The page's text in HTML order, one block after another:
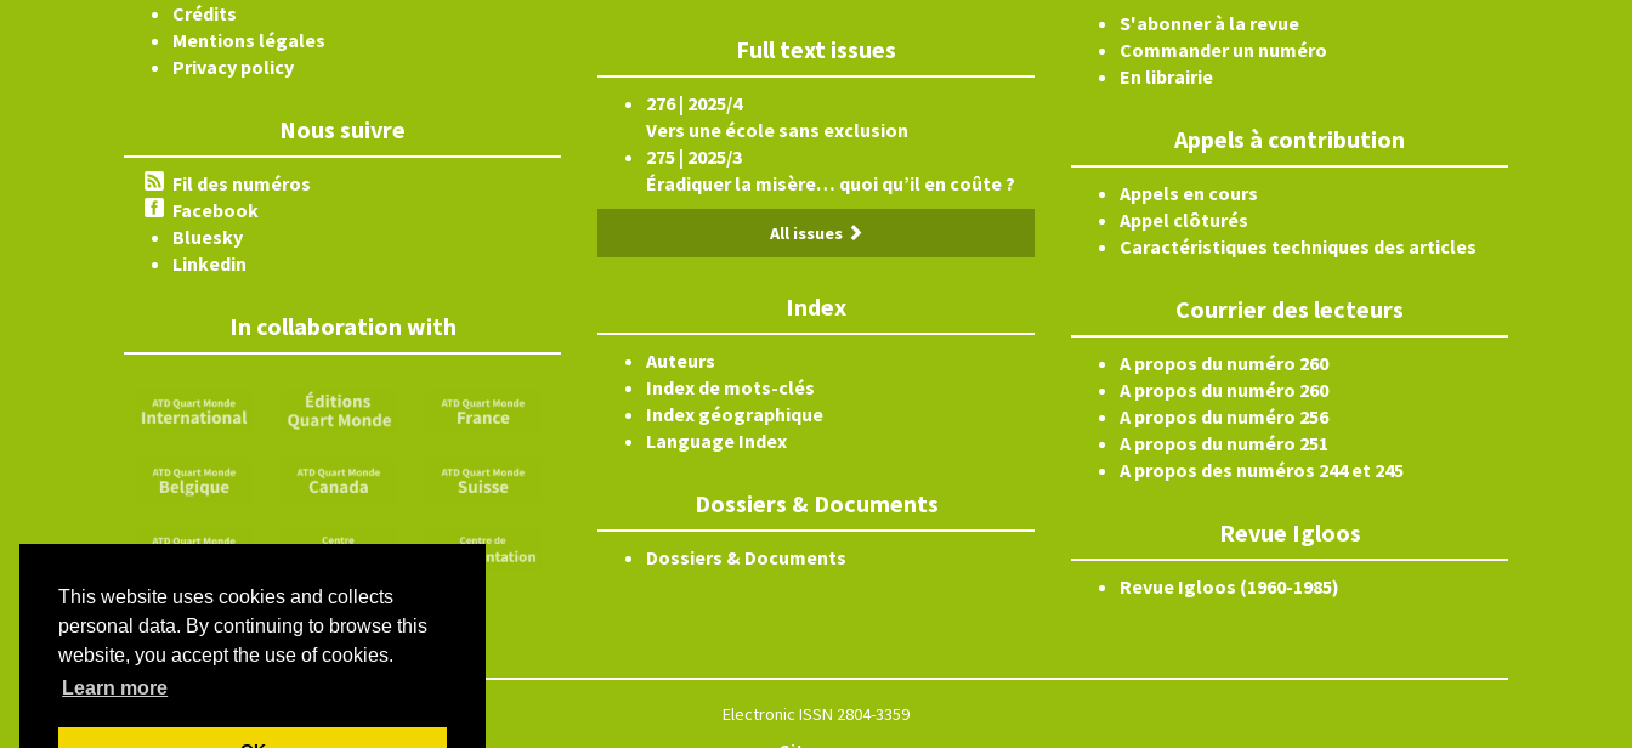
This website uses cookies and collects
personal data. By continuing to browse this
website, you accept the use of cookies.
Learn more
Crédits
Mentions légales
Privacy policy
Nous suivre
Fil des numéros
Facebook
Bluesky
Linkedin
In collaboration with
Full text issues
276 | 2025/4
Vers une école sans exclusion
275 | 2025/3
Éradiquer la misère… quoi qu’il en coûte ?
All issues
Index
Auteurs
Index de mots-clés
Index géographique
Language Index
Dossiers & Documents
Dossiers & Documents
S'abonner à la revue
Commander un numéro
En librairie
Appels à contribution
Appels en cours
Appel clôturés
Caractéristiques techniques des articles
Courrier des lecteurs
A propos du numéro 260
A propos du numéro 260
A propos du numéro 256
A propos du numéro 251
A propos des numéros 244 et 245
Revue Igloos
Revue Igloos (1960-1985)
Electronic ISSN 2804-3359